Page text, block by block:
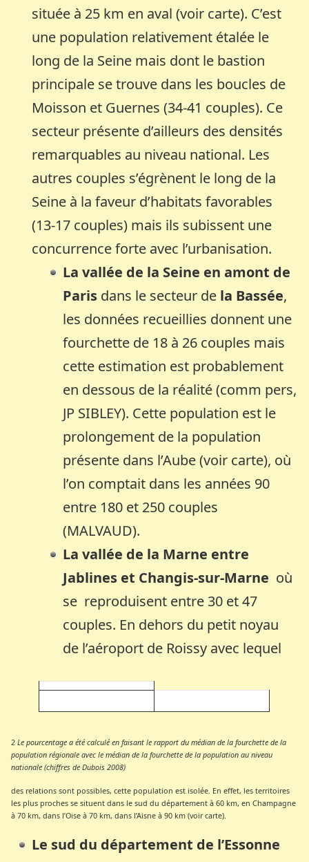
située à 25 km en aval (voir carte). C’est
une population relativement étalée le
long de la Seine mais dont le bastion
principale se trouve dans les boucles de
Moisson et Guernes (34-41 couples). Ce
secteur présente d’ailleurs des densités
remarquables au niveau national. Les
autres couples s’égrènent le long de la
Seine à la faveur d’habitats favorables
(13-17 couples) mais ils subissent une
concurrence forte avec l’urbanisation.
La vallée de la Seine en amont de
Paris dans le secteur de la Bassée,
les données recueillies donnent une
fourchette de 18 à 26 couples mais
cette estimation est probablement
en dessous de la réalité (comm pers,
JP SIBLEY). Cette population est le
prolongement de la population
présente dans l’Aube (voir carte), où
l’on comptait dans les années 90
entre 180 et 250 couples
(MALVAUD).
La vallée de la Marne entre
Jablines et Changis-sur-Marne où
se reproduisent entre 30 et 47
couples. En dehors du petit noyau
de l’aéroport de Roissy avec lequel
2Le pourcentage a été calculé en faisant le rapport du médian de la fourchette de la
population régionale avec le médian de la fourchette de la population au niveau
nationale (chiffres de Dubois 2008)
des relations sont possibles, cette population est isolée. En effet, les territoires
les plus proches se situent dans le sud du département à 60 km, en Champagne
à 70 km, dans l’Oise à 70 km, dans l’Aisne à 90 km (voir carte).
Le sud du département de l’Essonne